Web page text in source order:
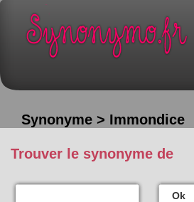
Synonyme > Immondice
Trouver le synonyme de
Ok